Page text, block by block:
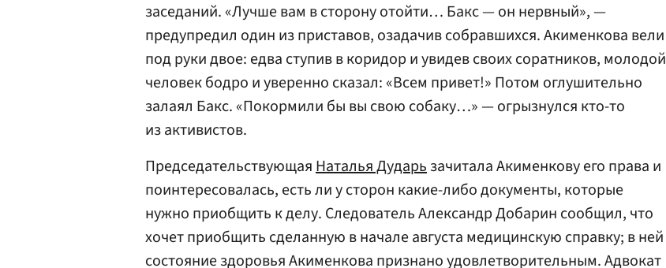
заседаний. «Лучше вам в сторону отойти… Бакс — он нервный», —
предупредил один из приставов, озадачив собравшихся. Акименкова вели
под руки двое: едва ступив в коридор и увидев своих соратников, молодой
человек бодро и уверенно сказал: «Всем привет!» Потом оглушительно
залаял Бакс. «Покормили бы вы свою собаку…» — огрызнулся кто-то
из активистов.
ПредседательствующаяНаталья Дударьзачитала Акименкову его права и
поинтересовалась, есть ли у сторон какие-либо документы, которые
нужно приобщить к делу. Следователь Александр Добарин сообщил, что
хочет приобщить сделанную в начале августа медицинскую справку; в ней
состояние здоровья Акименкова признано удовлетворительным. Адвокат